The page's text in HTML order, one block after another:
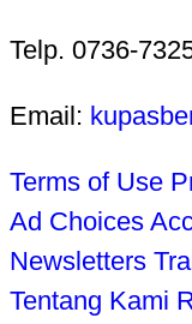
Telp. 0736-
Email:
Terms of Use
Ad Choices
Newsletters
Tentang Kami